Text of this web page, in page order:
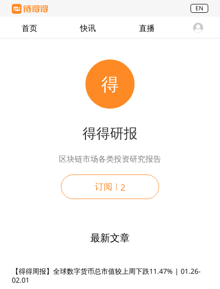
EN
首页 快讯 直播
得
得得研报
区块链市场各类投资研究报告
订阅 2
最新文章
【得得周报】全球数字货币总市值较上周下跌11.47% | 01.26-
02.01